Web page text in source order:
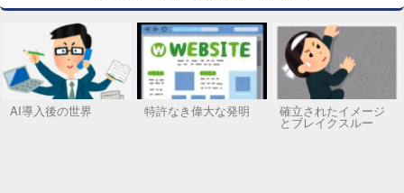
AI導入後の世界 特許なき偉大な発明 確立されたイメージ
とブレイクスルー